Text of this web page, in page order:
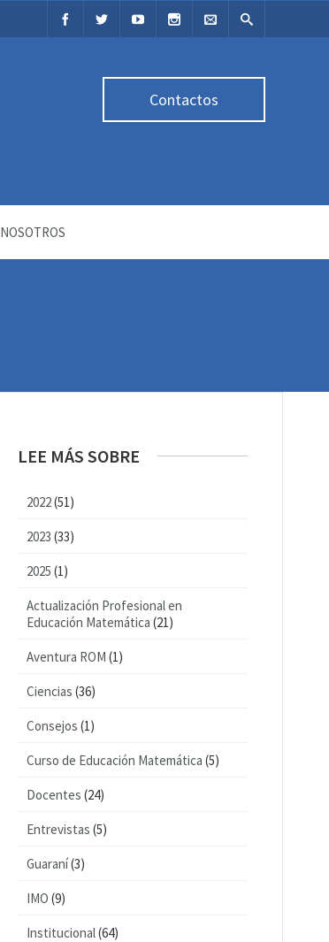
Contactos
NOSOTROS
LEE MÁS SOBRE
2022(51)
2023 (33)
2025 (1)
Actualización Profesional en
Educación Matemática (21)
Aventura ROM (1)
Ciencias (36)
Consejos (1)
Curso de Educación Matemática (5)
Docentes (24)
Entrevistas (5)
Guaraní(3)
IMO (9)
Institucional(64)